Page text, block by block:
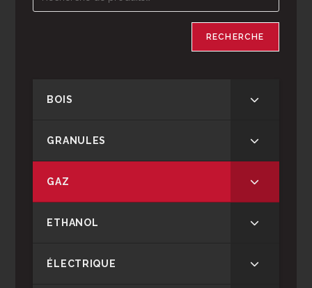
RECHERCHE
BOIS
GRANULES
GAZ
ETHANOL
ÉLECTRIQUE